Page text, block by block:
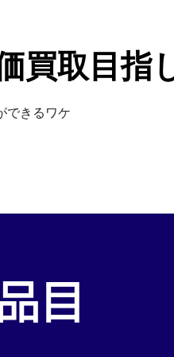
買取目指
できるワケ
目